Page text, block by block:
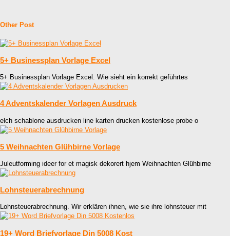
Other Post
5+ Businessplan Vorlage Excel
5+ Businessplan Vorlage Excel. Wie sieht ein korrekt geführtes
4 Adventskalender Vorlagen Ausdruck
elch schablone ausdrucken line karten drucken kostenlose probe o
5 Weihnachten Glühbirne Vorlage
Juleutforming ideer for et magisk dekorert hjem Weihnachten Glühbirne
Lohnsteuerabrechnung
Lohnsteuerabrechnung. Wir erklären ihnen, wie sie ihre lohnsteuer mit
19+ Word Briefvorlage Din 5008 Kost